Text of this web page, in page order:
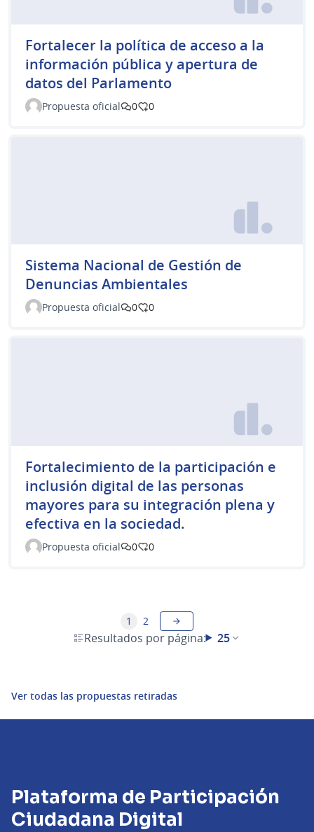
Fortalecer la política de acceso a la
información pública y apertura de
datos del Parlamento
Propuesta oficial 0 0
Sistema Nacional de Gestión de
Denuncias Ambientales
Propuesta oficial 0 0
Fortalecimiento de la participación e
inclusión digital de las personas
mayores para su integración plena y
efectiva en la sociedad.
Propuesta oficial 0 0
Resultados por página: 25
1 2
Ver todas las propuestas retiradas
Plataforma de Participación
Ciudadana Digital